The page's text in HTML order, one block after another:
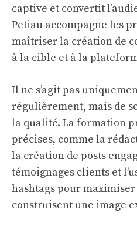
captive et convertit
Petiau accompagne les
maîtriser la création de
à la cible et à la
Il ne s’agit pas
régulièrement, mais de
la qualité. La formation
précises, comme la
la création de posts
témoignages clients et
hashtags pour
construisent une image